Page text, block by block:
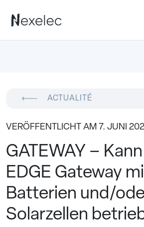
ACTUALITÉ
VERÖFFENTLICHT AM 7. JUNI
GATEWAY –
EDGE Gateway
Batterien und/
Solarzellen